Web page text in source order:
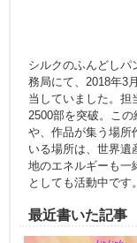
シルクのふんどしパ
務局にて、2018年3
当していました。担
2500部を突破。こ
や、作品が集う場所
いる場所は、世界遺
地のエネルギーも一
としても活動中です。
最近書いた記事